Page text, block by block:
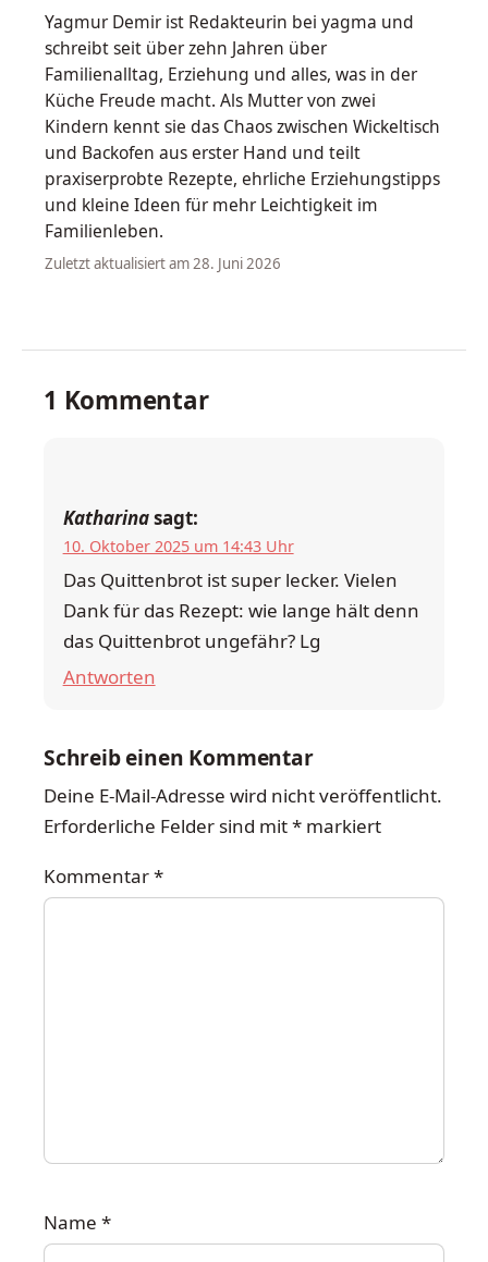
Yagmur Demir ist Redakteurin bei yagma und
schreibt seit über zehn Jahren über
Familienalltag, Erziehung und alles, was in der
Küche Freude macht. Als Mutter von zwei
Kindern kennt sie das Chaos zwischen Wickeltisch
und Backofen aus erster Hand und teilt
praxiserprobte Rezepte, ehrliche Erziehungstipps
und kleine Ideen für mehr Leichtigkeit im
Familienleben.
Zuletzt aktualisiert am 28. Juni 2026
1 Kommentar
Katharinasagt:
10. Oktober 2025 um 14:43 Uhr
Das Quittenbrot ist super lecker. Vielen
Dank für das Rezept: wie lange hält denn
das Quittenbrot ungefähr? Lg
Antworten
Schreib einen Kommentar
Deine E-Mail-Adresse wird nicht veröffentlicht.
Erforderliche Felder sind mit* markiert
Kommentar*
Name *